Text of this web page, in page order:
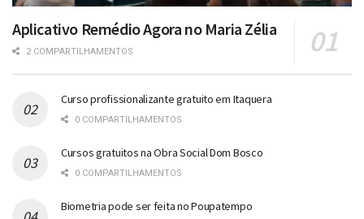
Aplicativo Remédio Agora no Maria Zélia
2 COMPARTILHAMENTOS
Curso profissionalizante gratuito em Itaquera
0 COMPARTILHAMENTOS
Cursos gratuitos na Obra Social Dom Bosco
0 COMPARTILHAMENTOS
Biometria pode ser feita no Poupatempo